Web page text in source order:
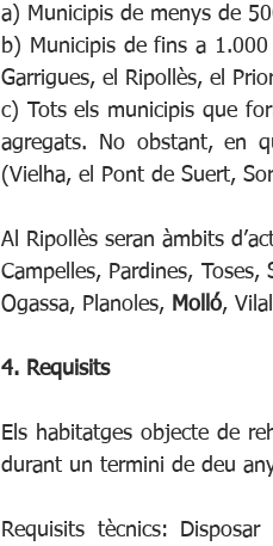
a) Municipis de menys de
b) Municipis de fins a
Garrigues, el Ripollès, el
c) Tots els municipis que
agregats. No obstant, en
(Vielha, el Pont de Suert,
Al Ripollès seran àmbits
Campelles, Pardines,
Ogassa, Planoles, Molló,
4. Requisits
Els habitatges objecte de
durant un termini de deu
Requisits tècnics: